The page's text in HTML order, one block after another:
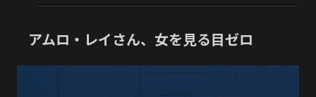
アムロ・レイさん、女を見る目ゼロ